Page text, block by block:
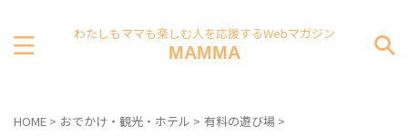
わたしもママも楽しむ人を応援するWebマガジン
MAMMA
HOME > おでかけ・観光・ホテル > 有料の遊び場 >